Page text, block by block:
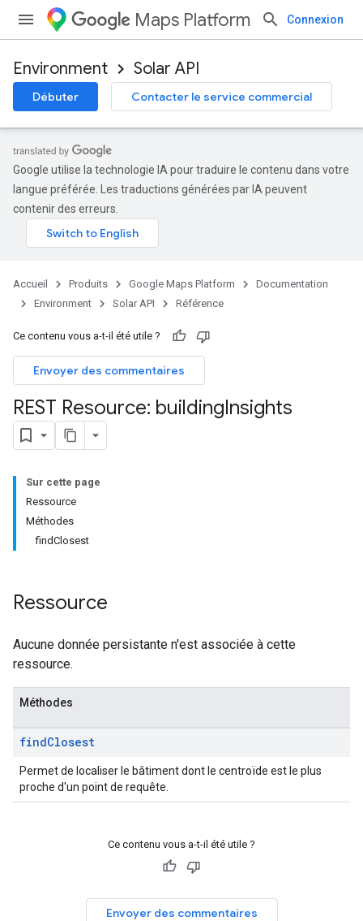
Maps Platform Connexion
Environment Solar API
Débuter Contacter le service commercial
Google utilise la technologie IA pour traduire le contenu dans votre
langue préférée. Les traductions générées par IA peuvent
contenir des erreurs.
Accueil Produits Google Maps Platform
Documentation
Environment
Solar API Référence
Ce contenu vous a-t-il été utile ?
Envoyer des commentaires
REST Resource: buildingInsights
Sur cette page
Ressource
Méthodes
findClosest
Ressource
Aucune donnée persistante n'est associée à cette
ressource.
Méthodes
findClosest
Permet de localiser le bâtiment dont le centroïde est le plus
proche d'un point de requête.
Ce contenu vous a-t-il été utile ?
Envoyer des commentaires